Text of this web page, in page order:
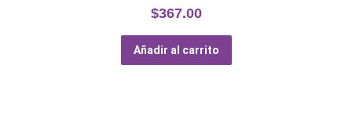
$367.00
Añadir al carrito